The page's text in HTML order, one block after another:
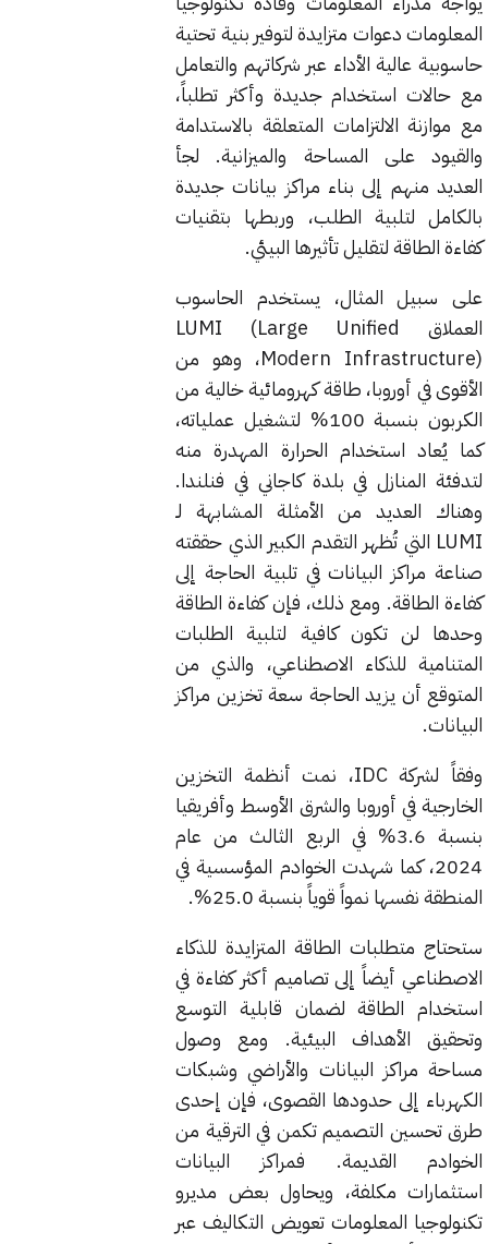
المعلومات دعوات متزايدة لتوفير بنية تحتية
حاسوبية عالية الأداء عبر شركاتهم والتعامل
مع حالات استخدام جديدة وأكثر تطلباً،
مع موازنة الالتزامات المتعلقة بالاستدامة
والقيود على المساحة والميزانية. لجأ
العديد منهم إلى بناء مراكز بيانات جديدة
بالكامل لتلبية الطلب، وربطها بتقنيات
كفاءة الطاقة لتقليل تأثيرها البيئي.
على سبيل المثال، يستخدم الحاسوب
العملاق LUMI (Large Unified
Modern Infrastructure)، وهو من
الأقوى في أوروبا، طاقة كهرومائية خالية من
الكربون بنسبة 100% لتشغيل عملياته،
كما يُعاد استخدام الحرارة المهدرة منه
لتدفئة المنازل في بلدة كاجاني في فنلندا.
وهناك العديد من الأمثلة المشابهة لـ
LUMI التي تُظهر التقدم الكبير الذي حققته
صناعة مراكز البيانات في تلبية الحاجة إلى
كفاءة الطاقة. ومع ذلك، فإن كفاءة الطاقة
وحدها لن تكون كافية لتلبية الطلبات
المتنامية للذكاء الاصطناعي، والذي من
المتوقع أن يزيد الحاجة سعة تخزين مراكز
البيانات.
وفقاً لشركة IDC، نمت أنظمة التخزين
الخارجية في أوروبا والشرق الأوسط وأفريقيا
بنسبة 3.6% في الربع الثالث من عام
2024، كما شهدت الخوادم المؤسسية في
المنطقة نفسها نمواً قوياً بنسبة 25.0%.
ستحتاج متطلبات الطاقة المتزايدة للذكاء
الاصطناعي أيضاً إلى تصاميم أكثر كفاءة في
استخدام الطاقة لضمان قابلية التوسع
وتحقيق الأهداف البيئية. ومع وصول
مساحة مراكز البيانات والأراضي وشبكات
الكهرباء إلى حدودها القصوى، فإن إحدى
طرق تحسين التصميم تكمن في الترقية من
الخوادم القديمة. فمراكز البيانات
استثمارات مكلفة، ويحاول بعض مديرو
تكنولوجيا المعلومات تعويض التكاليف عبر